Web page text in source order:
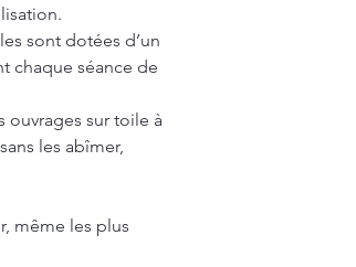
sont dotées d’un
chaque séance de
ouvrages sur toile à
les abîmer,
même les plus